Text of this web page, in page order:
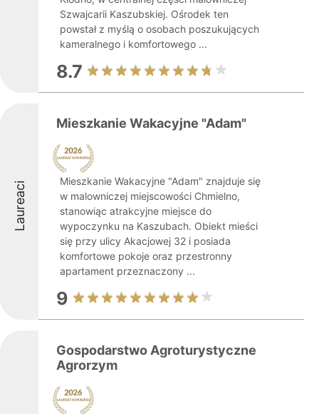
Szwajcarii Kaszubskiej. Ośrodek ten
powstał z myślą o osobach poszukujących
kameralnego i komfortowego ...
8.7
Laureaci
Mieszkanie Wakacyjne "Adam"
Mieszkanie Wakacyjne "Adam" znajduje się
w malowniczej miejscowości Chmielno,
stanowiąc atrakcyjne miejsce do
wypoczynku na Kaszubach. Obiekt mieści
się przy ulicy Akacjowej 32 i posiada
komfortowe pokoje oraz przestronny
apartament przeznaczony ...
9
Gospodarstwo Agroturystyczne
Agrorzym